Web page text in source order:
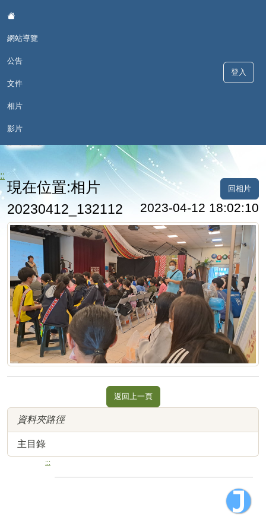
網站導覽
公告
文件
相片
影片
登入
言網
回相片
現在位置:相片
20230412_132112 2023-04-12 18:02:10
返回上一頁
資料夾路徑
主目錄
:::